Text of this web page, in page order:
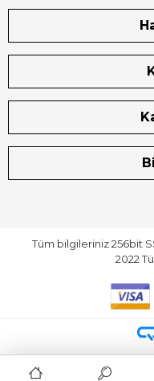
Tüm bilgileriniz 256bit
2022